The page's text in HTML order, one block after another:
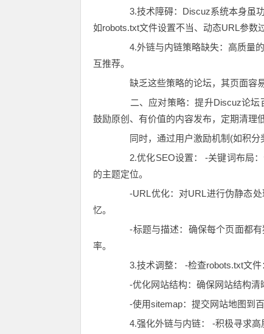
3.技术障碍：Discuz系统本身虽功
如robots.txt文件设置不当、动态URL参数
4.外链与内链策略缺失：高质量的
互推荐。
缺乏这些策略的论坛，其页面容易
二、应对策略：提升Discuz论坛百
鼓励原创、有价值的内容发布，定期清理
同时，通过用户激励机制(如积分
2.优化SEO设置： -关键词布局：
的主题定位。
-URL优化：对URL进行伪静态处
忆。
-标题与描述：确保每个页面都有
率。
3.技术调整： -检查robots.txt文件
-优化网站结构：确保网站结构清
-使用sitemap：提交网站地图到百
4.强化外链与内链： -积极寻求高